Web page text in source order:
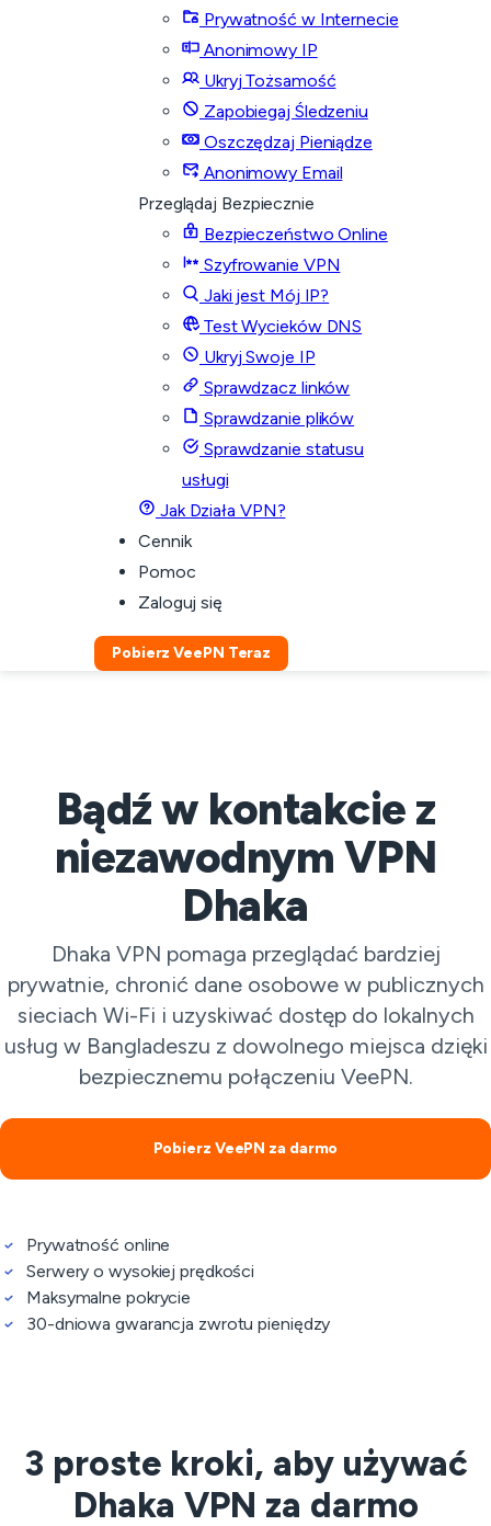
Prywatność w Internecie
Anonimowy IP
Ukryj Tożsamość
Zapobiegaj Śledzeniu
Oszczędzaj Pieniądze
Anonimowy Email
Przeglądaj Bezpiecznie
Bezpieczeństwo Online
Szyfrowanie VPN
Jaki jest Mój IP?
Test Wycieków DNS
Ukryj Swoje IP
Sprawdzacz linków
Sprawdzanie plików
Sprawdzanie statusu
usługi
Jak Działa VPN?
Cennik
Pomoc
Zaloguj się
Pobierz VeePN Teraz
Bądź w kontakcie z
niezawodnym VPN
Dhaka
Dhaka VPN pomaga przeglądać bardziej
prywatnie, chronić dane osobowe w publicznych
sieciach Wi-Fi i uzyskiwać dostęp do lokalnych
usług w Bangladeszu z dowolnego miejsca dzięki
bezpiecznemu połączeniu VeePN.
Pobierz VeePN za darmo
Prywatność online
Serwery o wysokiej prędkości
Maksymalne pokrycie
30-dniowa gwarancja zwrotu pieniędzy
3 proste kroki, aby używać
Dhaka VPN za darmo